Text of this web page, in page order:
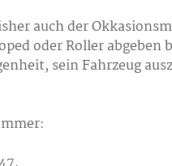
auch der
oder Roller
sein Fahrzeug